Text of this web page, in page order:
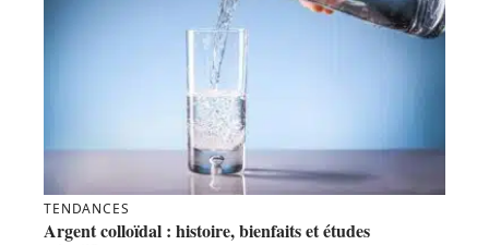
TENDANCES
Argent colloïdal : histoire, bienfaits et études